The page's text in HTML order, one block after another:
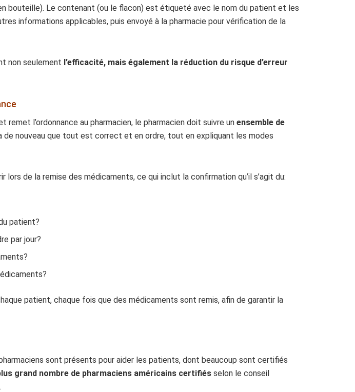
bouteille). Le contenant (ou le flacon) est étiqueté avec le nom du patient et les
informations applicables, puis envoyé à la pharmacie pour vérification de la
non seulement l’efficacité, mais également la réduction du risque d’erreur
l’ordonnance au pharmacien, le pharmacien doit suivre un ensemble de
de nouveau que tout est correct et en ordre, tout en expliquant les modes
de la remise des médicaments, ce qui inclut la confirmation qu’il s’agit du:
patient?
par jour?
patient, chaque fois que des médicaments sont remis, afin de garantir la
sont présents pour aider les patients, dont beaucoup sont certifiés
grand nombre de pharmaciens américains certifiés selon le conseil